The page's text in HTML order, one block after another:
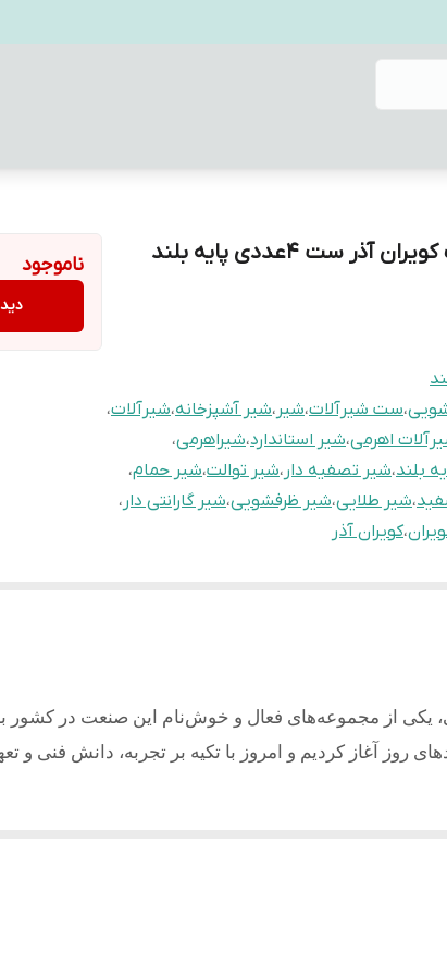
شیرآلات شیرلند/شیرآلات کویران آذر ست 4عددی پایه بلند
،ست شیرآلات،شیر ،شیر آشپزخانه،شیرآلات،
اهرمی،شیر استاندارد،شیراهرمی،
بلند،شیر تصفیه دار ،شیر توالت،شیر حمام،
،شیر طلایی،شیر ظرفشویی،شیر گارانتی دار ،
،کویران آذر
ناموجود
یکی از مجموعه‌های فعال و خوش‌نام این صنعت در کشور
روز آغاز کردیم و امروز با تکیه بر تجربه، دانش فنی و